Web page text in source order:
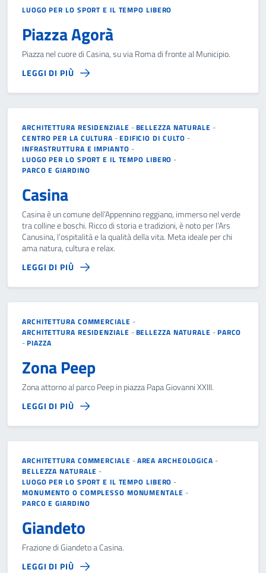
LUOGO PER LO SPORT E IL TEMPO LIBERO
Piazza Agorà
Piazza nel cuore di Casina, su via Roma di fronte al Municipio.
LEGGI DI PIÙ
ARCHITETTURA RESIDENZIALE -BELLEZZA NATURALE -
CENTRO PER LA CULTURA -EDIFICIO DI CULTO -
INFRASTRUTTURA E IMPIANTO -
LUOGO PER LO SPORT E IL TEMPO LIBERO -
PARCO E GIARDINO
Casina
Casina è un comune dell’Appennino reggiano, immerso nel verde
tra colline e boschi. Ricco di storia e tradizioni, è noto per l’Ars
Canusina, l’ospitalità e la qualità della vita. Meta ideale per chi
ama natura, cultura e relax.
LEGGI DI PIÙ
ARCHITETTURA COMMERCIALE -
ARCHITETTURA RESIDENZIALE -BELLEZZA NATURALE -PARCO
-PIAZZA
Zona Peep
Zona attorno al parco Peep in piazza Papa Giovanni XXIII.
LEGGI DI PIÙ
ARCHITETTURA COMMERCIALE -AREA ARCHEOLOGICA -
BELLEZZA NATURALE -
LUOGO PER LO SPORT E IL TEMPO LIBERO -
MONUMENTO O COMPLESSO MONUMENTALE -
PARCO E GIARDINO
Giandeto
Frazione di Giandeto a Casina.
LEGGI DI PIÙ